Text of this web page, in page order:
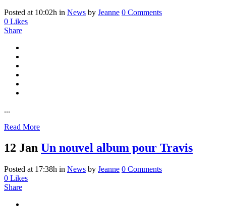
Posted at 10:02h in News by Jeanne 0 Comments
0 Likes
Share
...
Read More
12 Jan Un nouvel album pour Travis
Posted at 17:38h in News by Jeanne 0 Comments
0 Likes
Share